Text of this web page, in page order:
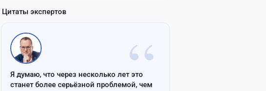
Цитаты экспертов
“
Я думаю, что через несколько лет это
станет более серьёзной проблемой, чем